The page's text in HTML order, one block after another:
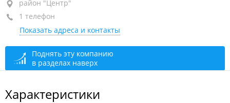
район "Центр", ул. Пологая, 3 стр. 2
БЦ "Навигатор", 6-й этаж, оф. 601
+7 (423) 202-26-13
По предварительному звонку
район "Центр"
1 телефон
Показать адреса и контакты
Поднять эту компанию
в разделах наверх
Характеристики